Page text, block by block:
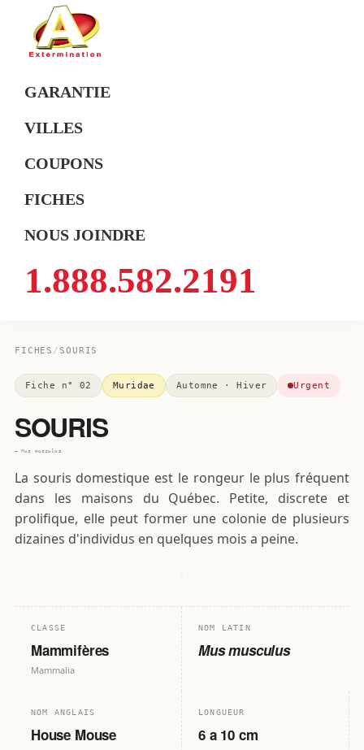
primary
footer
Montréal,
Sud
et
Nord
GARANTIE
VILLES
COUPONS
FICHES
NOUS JOINDRE
1.888.582.2191
FICHES / SOURIS
Fiche n° 02 Muridae Automne · Hiver Urgent
SOURIS
— Mus musculus
La souris domestique est le rongeur le plus fréquent
dans les maisons du Québec. Petite, discrete et
prolifique, elle peut former une colonie de plusieurs
dizaines d'individus en quelques mois a peine.
· PL. 02
0
6
10
CLASSE
Mammifères
Mammalia
NOM LATIN
Mus musculus
NOM ANGLAIS
House Mouse
LONGUEUR
6 a 10 cm